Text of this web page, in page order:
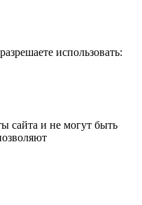
использовать:
сайта и не могут быть